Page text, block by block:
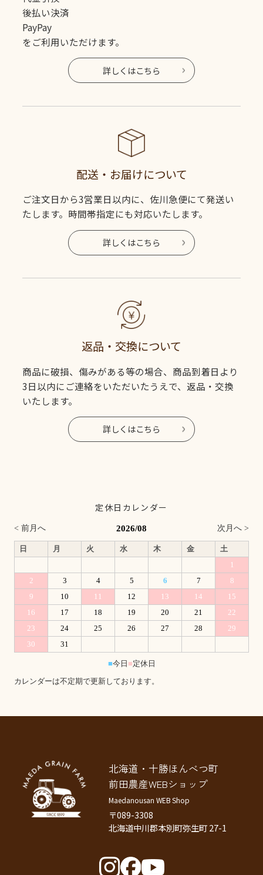
後払い決済
PayPay
をご利用いただけます。
詳しくはこちら
配送・お届けについて
ご注文日から3営業日以内に、佐川急便にて発送い
たします。時間帯指定にも対応いたします。
詳しくはこちら
返品・交換について
商品に破損、傷みがある等の場合、商品到着日より
3日以内にご連絡をいただいたうえで、返品・交換
いたします。
詳しくはこちら
定休日カレンダー
< 前月へ 2026/08 次月へ >
日 月 火 水 木 金
土
1
2
3 4 5 6 7
8
9
10 11 12 13 14
15
16
17 18 19 20 21
22
23
24 25 26 27 28
29
30
31
■今日 ■定休日
カレンダーは不定期で更新しております。
北海道・十勝ほんべつ町
前田農産WEBショップ
Maedanousan WEB Shop
〒089-3308
北海道中川郡本別町弥生町 27-1